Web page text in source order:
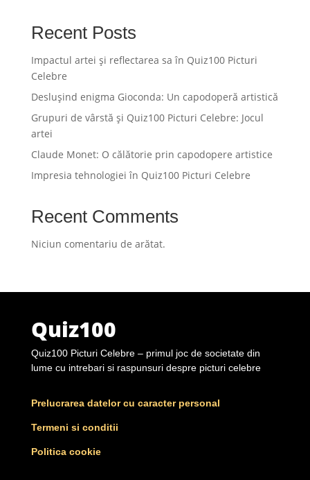
Recent Posts
Impactul artei și reflectarea sa în Quiz100 Picturi
Celebre
Deslușind enigma Gioconda: Un capodoperă artistică
Grupuri de vârstă și Quiz100 Picturi Celebre: Jocul
artei
Claude Monet: O călătorie prin capodopere artistice
Impresia tehnologiei în Quiz100 Picturi Celebre
Recent Comments
Niciun comentariu de arătat.
Quiz100
Quiz100 Picturi Celebre – primul joc de societate din
lume cu intrebari si raspunsuri despre picturi celebre
Prelucrarea datelor cu caracter personal
Termeni si conditii
Politica cookie